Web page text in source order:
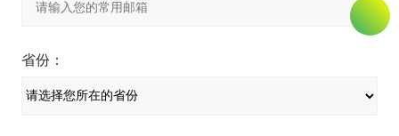
省份：